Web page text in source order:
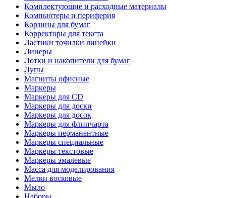
Комплектующие и расходные материалы
Компьютеры и периферия
Корзины для бумаг
Корректоры для текста
Ластики точилки линейки
Линеры
Лотки и накопители для бумаг
Лупы
Магниты офисные
Маркеры
Маркеры для CD
Маркеры для доски
Маркеры для досок
Маркеры для флипчарта
Маркеры перманентные
Маркеры специальные
Маркеры текстовые
Маркеры эмалевые
Масса для моделирования
Мелки восковые
Мыло
Наборы